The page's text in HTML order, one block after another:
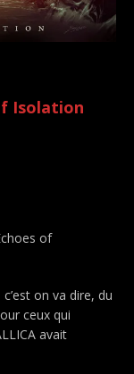
Isolation
of
on va dire, du
ceux qui
avait